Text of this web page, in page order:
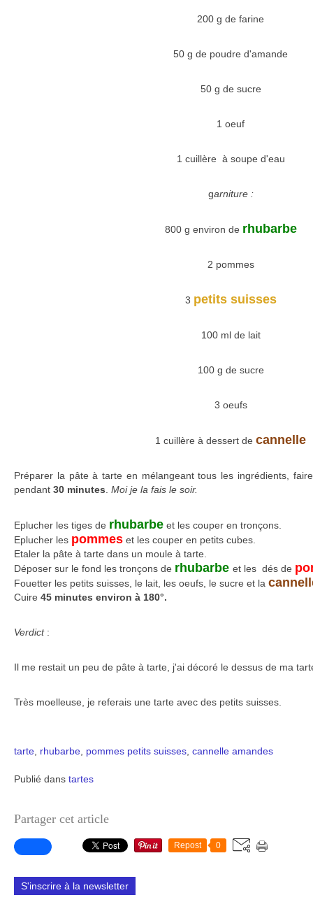
200 g de farine
50 g de poudre d'amande
50 g de sucre
1 oeuf
1 cuillère à soupe d'eau
garniture :
800 g environ de rhubarbe
2 pommes
3 petits suisses
100 ml de lait
100 g de sucre
3 oeufs
1 cuillère à dessert de cannelle
Préparer la pâte à tarte en mélangeant tous les ingrédients,
pendant 30 minutes Moi je la fais le soir.
Eplucher les tiges de rhubarbe et les couper en tronçons.
Eplucher les pommes et les couper en petits cubes.
Etaler la pâte à tarte dans un moule à tarte.
Déposer sur le fond les tronçons de rhubarbe et les dés de
Fouetter les petits suisses, le lait, les oeufs, le sucre et la
Cuire 45 minutes environ à 180°.
Verdict :
Il me restait un peu de pâte à tarte, j'ai décoré le dessus de ma
Très moelleuse, je referais une tarte avec des petits suisses.
tarte rhubarbe pommes petits suisses cannelle amandes
Publié dans tartes
Partager cet article
Repost 0
S'inscrire à la newsletter